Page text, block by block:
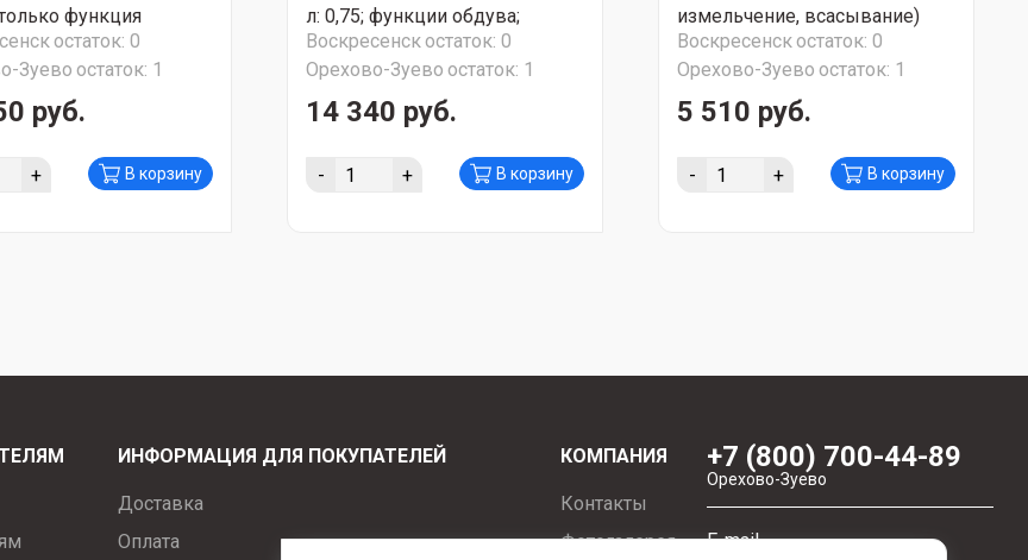
функция
СУПЕР АКЦИЯ!!!
остаток: 0
Зуево остаток: 1
руб.
+ В корзину
л: 0,75; функции обдува;
функция всасывания и
измельчения мусора) СУПЕР
АКЦИЯ!!!
Воскресенскостаток: 0
Орехово-Зуево остаток: 1
14 340 руб.
- + В корзину
измельчение, всасывание)
СУПЕР АКЦИЯ!!!
Воскресенскостаток: 0
Орехово-Зуево остаток: 1
5 510 руб.
- + В корзину
ИНФОРМАЦИЯ ДЛЯ ПОКУПАТЕЛЕЙ
Доставка
Оплата
КОМПАНИЯ
Контакты
Фотогалерея
+7 (800) 700-44-89
Орехово-Зуево
E-mail